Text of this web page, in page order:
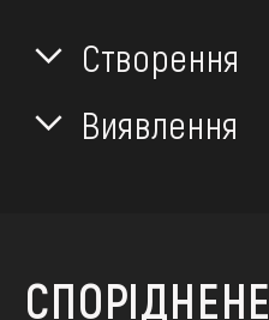
Створення
Виявлення
СПОРІДНЕНЕ